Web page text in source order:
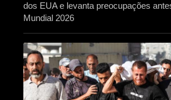
dos EUA e levanta preocupações
Mundial 2026